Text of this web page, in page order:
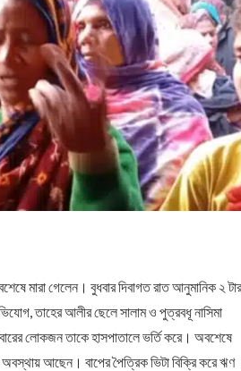
মারা গেলেন। বুধবার দিবাগত রাত আনুমানিক ২ টার
তাহের আলীর ছেলে সালাম ও পুত্রবধূ নাসিমা
লোকজন তাকে হাসপাতালে ভর্তি করে। অবশেষে
অবস্থায় আছেন। বাপের পৈত্রিক ভিটা বিক্রি করে ঋণ